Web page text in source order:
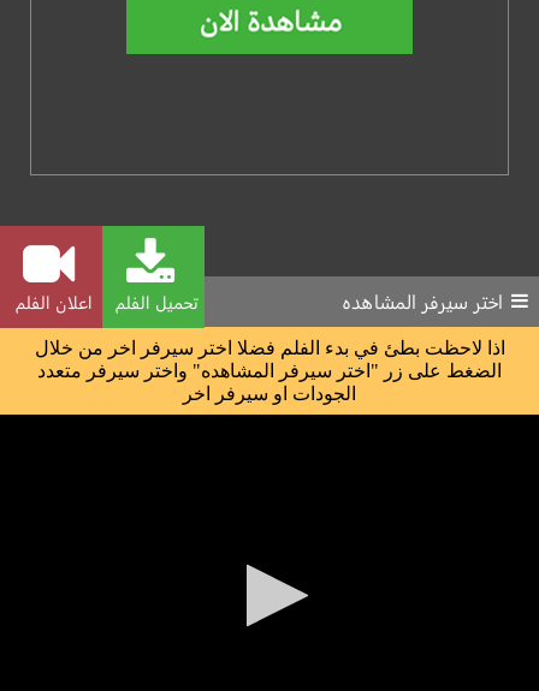
تحميل الفلم اعلان الفلم اختر سيرفر المشاهده
اذا لاحظت بطئ في بدء الفلم فضلا اختر سيرفر اخر من خلال
الضغط على زر "اختر سيرفر المشاهده" واختر سيرفر متعدد
الجودات او سيرفر اخر